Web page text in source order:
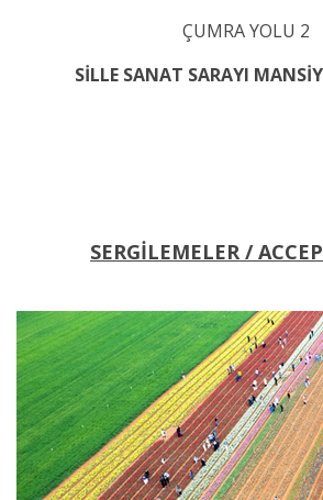
ÇUMRA YOLU 2
SİLLE SANAT SARAYI
SERGİLEMELER /